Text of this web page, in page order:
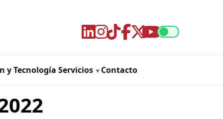
y Tecnología Servicios Contacto